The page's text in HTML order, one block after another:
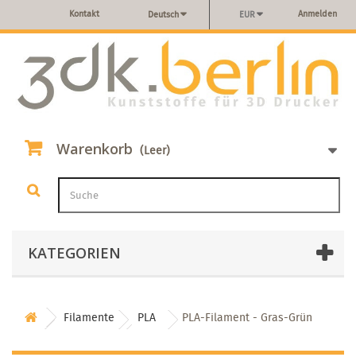
Anmelden
EUR
Deutsch
Kontakt
Warenkorb (Leer)
KATEGORIEN
Filamente PLA PLA-Filament - Gras-Grün